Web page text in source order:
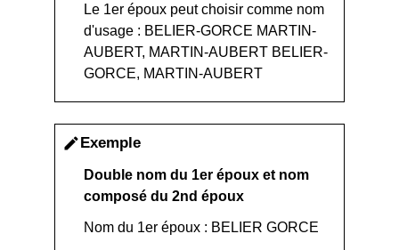
Le 1er époux peut choisir comme nom
d'usage : BELIER-GORCE MARTIN-
AUBERT, MARTIN-AUBERT BELIER-
GORCE, MARTIN-AUBERT
editExemple
Double nom du 1er époux et nom
composé du 2nd époux
Nom du 1er époux : BELIER GORCE